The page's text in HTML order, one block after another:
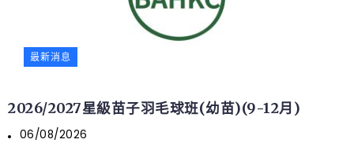
最新消息
2026/2027星級苗子羽毛球班(幼苗)(9-12月)
06/08/2026